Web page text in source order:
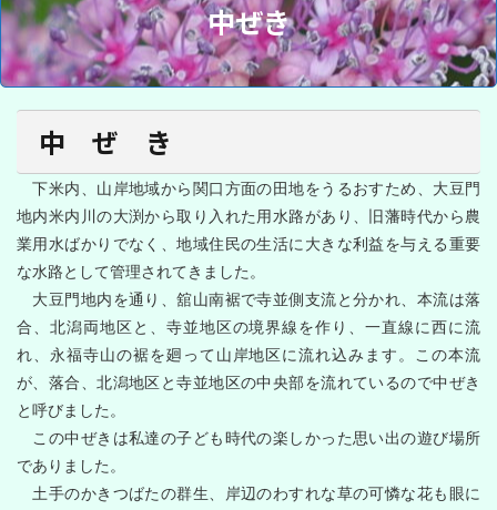
中ぜき
中 ぜ き
下米内、山岸地域から関口方面の田地をうるおすため、大豆門
地内米内川の大渕から取り入れた用水路があり、旧藩時代から農
業用水ばかりでなく、地域住民の生活に大きな利益を与える重要
な水路として管理されてきました。
大豆門地内を通り、舘山南裾で寺並側支流と分かれ、本流は落
合、北潟両地区と、寺並地区の境界線を作り、一直線に西に流
れ、永福寺山の裾を廻って山岸地区に流れ込みます。この本流
が、落合、北潟地区と寺並地区の中央部を流れているので中ぜき
と呼びました。
この中ぜきは私達の子ども時代の楽しかった思い出の遊び場所
でありました。
土手のかきつばたの群生、岸辺のわすれな草の可憐な花も眼に